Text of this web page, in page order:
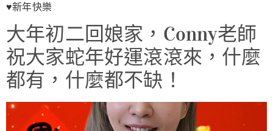
♥️新年快樂
大年初二回娘家，Conny老師
祝大家蛇年好運滾滾來，什麼
都有，什麼都不缺！